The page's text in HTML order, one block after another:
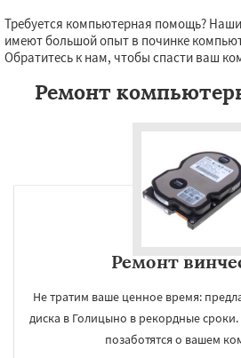
Требуется компьютерная помощь?
имеют большой опыт в починке
Обратитесь к нам, чтобы спасти ваш
Ремонт
Ремонт
Не тратим ваше ценное время:
диска в Голицыно в рекордные
позаботятся о вашем